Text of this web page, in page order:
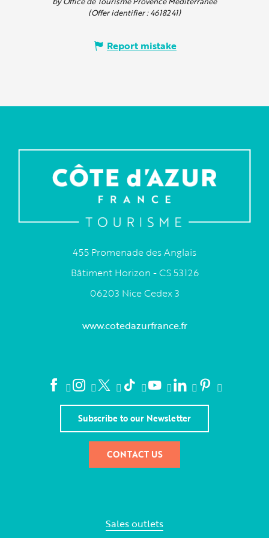
(Offer identifier :4618241)
Report mistake
455 Promenade des Anglais
Bâtiment Horizon - CS 53126
06203 Nice Cedex 3
www.cotedazurfrance.fr
Subscribe to our Newsletter
CONTACT US
Sales outlets